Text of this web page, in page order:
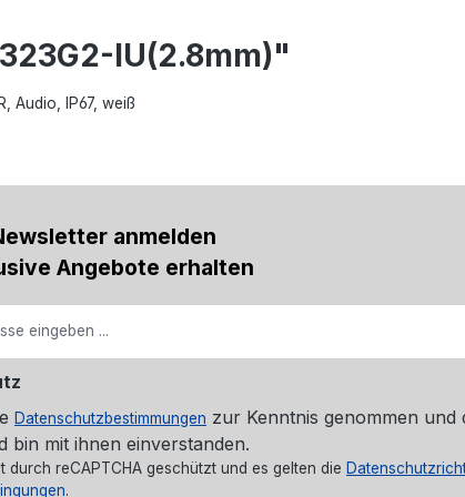
IU(2.8mm)"
Audio, IP67, weiß
anmelden
Angebote erhalten
Datenschutzbestimmungen zur Kenntnis genommen und
bin mit ihnen einverstanden.
durch reCAPTCHA geschützt und es gelten die
.